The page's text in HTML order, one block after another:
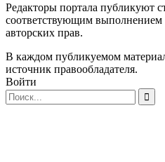
Редакторы портала публикуют
соответствующим выполнением
авторских прав.
В каждом публикуемом
источник правообладателя.
Войти